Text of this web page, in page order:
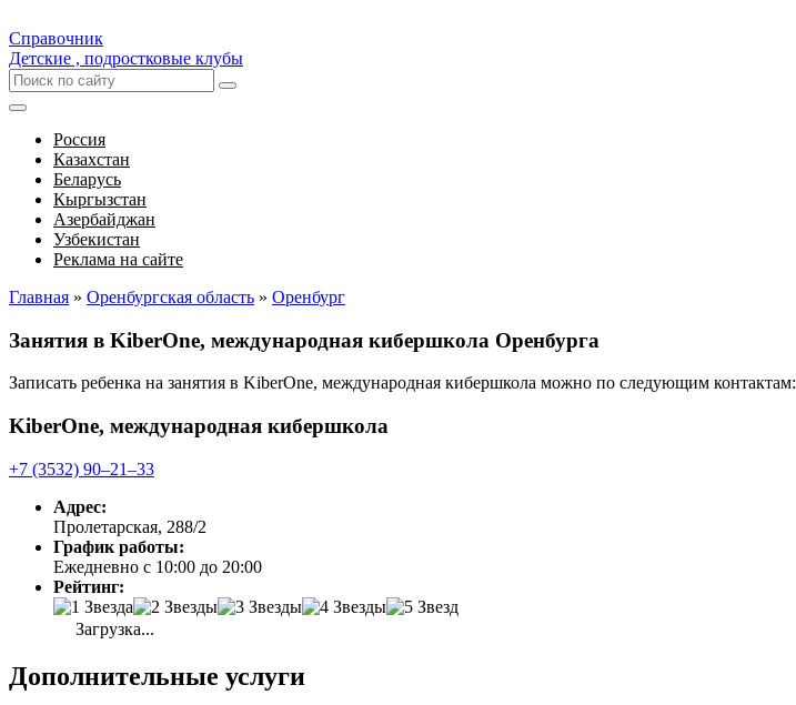
Справочник
Детские , подростковые клубы
Россия
Казахстан
Беларусь
Кыргызстан
Азербайджан
Узбекистан
Реклама на сайте
Главная » Оренбургская область » Оренбург
Занятия в KiberOne, международная кибершкола Оренбурга
Записать ребенка на занятия в KiberOne, международная кибершкола можно по следующим контактам:
KiberOne, международная кибершкола
+7 (3532) 90‒21‒33
Адрес:
Пролетарская, 288/2
График работы:
Ежедневно с 10:00 до 20:00
Рейтинг:
Загрузка...
Дополнительные услуги